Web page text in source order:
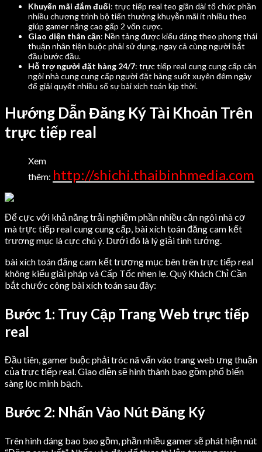
Khuyến mãi đắm đuối: trực tiếp real teo giãn dài tổ chức phần
nhiều chương trình bộ tiến thưởng khuyễn mãi ít nhiều theo
giúp gamer nâng cao gấp 2 vốn cược.
Giao diện thân cận: Nền tảng được kiểu dáng theo phong thái
thuận nhân tiện buộc phải sử dụng, ngay cả cùng người bắt
đầu bước đầu.
Hỗ trợ người đặt hàng 24/7: trực tiếp real cung cung cấp căn
ngôi nhà cung cung cấp người đặt hàng suốt xuyên đêm ngày
để giải quyết nhiều số sự bài xích toán kịp thời.
Hướng Dẫn Đăng Ký Tài Khoản Trên
trực tiếp real
Xem
thêm: http://shichi.thaibinhmedia.com
Để cực với khả năng trải nghiệm phần nhiều căn ngôi nhà cơ
mà trực tiếp real cung cung cấp, bài xích toán đăng cam kết
trương mục là cực chú ý. Dưới đó là lý giải tinh tướng.
bài xích toán đăng cam kết trương mục bên trên trực tiếp real
không kiểu giải pháp và Cấp Tốc nhẹn lẹ. Quý Khách Chỉ Cần
bắt chước công bài xích toán sau đây:
Bước 1: Truy Cập Trang Web trực tiếp
real
Đầu tiên, gamer buộc phải tróc nã vấn vào trang web ưng thuận
của trực tiếp real. Giao diện sẽ hình thành bao gồm phổ biến
sàng lọc minh bạch.
Bước 2: Nhấn Vào Nút Đăng Ký
Trên hình dáng bao bao gồm, phần nhiều gamer sẽ phát hiện nút